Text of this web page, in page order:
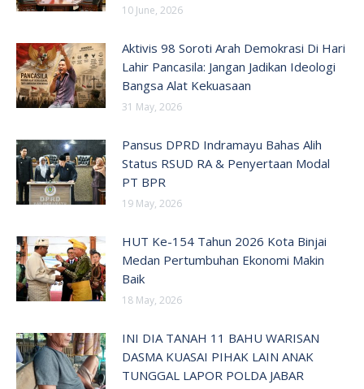
10 June, 2026
Aktivis 98 Soroti Arah Demokrasi Di Hari
Lahir Pancasila: Jangan Jadikan Ideologi
Bangsa Alat Kekuasaan
31 May, 2026
Pansus DPRD Indramayu Bahas Alih
Status RSUD RA & Penyertaan Modal
PT BPR
19 May, 2026
HUT Ke-154 Tahun 2026 Kota Binjai
Medan Pertumbuhan Ekonomi Makin
Baik
18 May, 2026
INI DIA TANAH 11 BAHU WARISAN
DASMA KUASAI PIHAK LAIN ANAK
TUNGGAL LAPOR POLDA JABAR